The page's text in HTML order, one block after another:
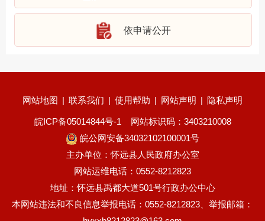
依申请公开
网站地图 | 联系我们 | 使用帮助 | 网站声明 | 隐私声明
皖ICP备05014844号-1
网站标识码：3403210008
皖公网安备34032102100001号
主办单位：怀远县人民政府办公室
网站运维电话：0552-8212823
地址：怀远县禹都大道501号行政办公中心
本网站违法和不良信息举报电话：0552-8212823、举报邮箱：